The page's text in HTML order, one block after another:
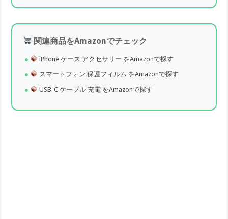
関連商品をAmazonでチェック
iPhone ケース アクセサリー をAmazonで探す
スマートフォン 保護フィルム をAmazonで探す
USB-C ケーブル 充電 をAmazonで探す